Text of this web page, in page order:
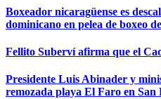
Boxeador nicaragüense es
dominicano en pelea de boxeo
Fellito Suberví afirma que el
Presidente Luis Abinader y
remozada playa El Faro en San